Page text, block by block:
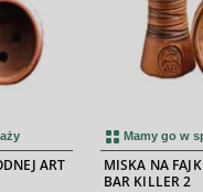
ART
Mamy go w
MISKA NA
BAR KILLER 2